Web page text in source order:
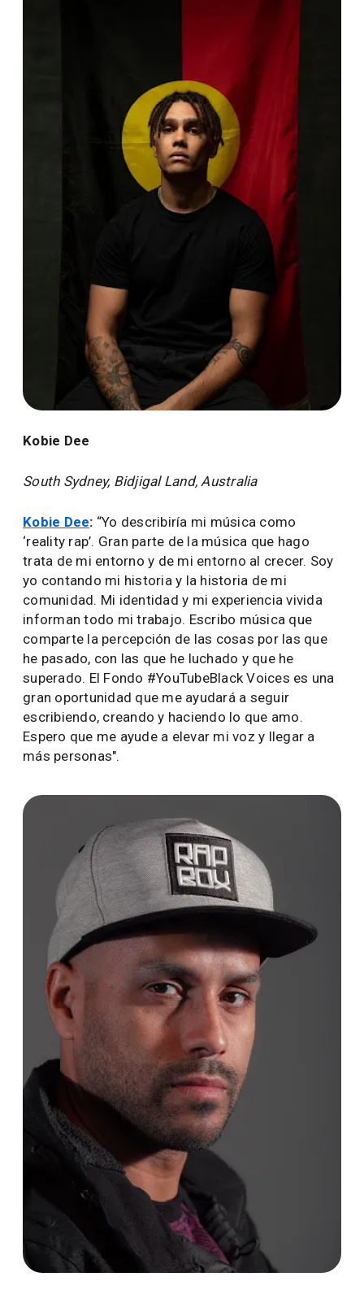
Kobie Dee
South Sydney, Bidjigal Land, Australia
Kobie Dee: “Yo describiría mi música como
‘reality rap’. Gran parte de la música que hago
trata de mi entorno y de mi entorno al crecer. Soy
yo contando mi historia y la historia de mi
comunidad. Mi identidad y mi experiencia vivida
informan todo mi trabajo. Escribo música que
comparte la percepción de las cosas por las que
he pasado, con las que he luchado y que he
superado. El Fondo #YouTubeBlack Voices es una
gran oportunidad que me ayudará a seguir
escribiendo, creando y haciendo lo que amo.
Espero que me ayude a elevar mi voz y llegar a
más personas".